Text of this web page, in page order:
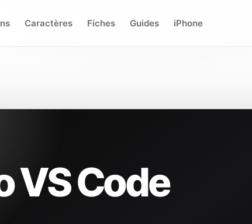
Caractères Fiches Guides iPhone
VS Code